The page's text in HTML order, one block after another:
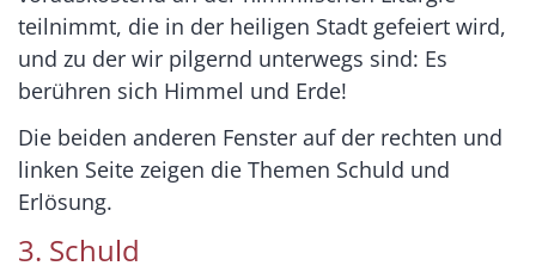
teilnimmt, die in der heiligen Stadt gefeiert wird,
und zu der wir pilgernd unterwegs sind: Es
berühren sich Himmel und Erde!
Die beiden anderen Fenster auf der rechten und
linken Seite zeigen die Themen Schuld und
Erlösung.
3. Schuld